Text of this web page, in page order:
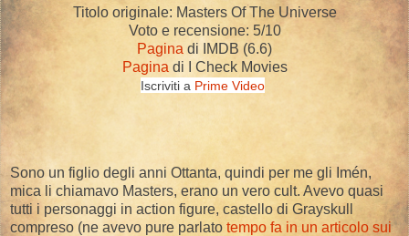
Titolo originale: Masters Of The Universe
Voto e recensione: 5/10
Pagina di IMDB (6.6)
Pagina di I Check Movies
Iscriviti a Prime Video
Sono un figlio degli anni Ottanta, quindi per me gli Imén,
mica li chiamavo Masters, erano un vero cult. Avevo quasi
tutti i personaggi in action figure, castello di Grayskull
compreso (ne avevo pure parlato tempo fa in un articolo sui